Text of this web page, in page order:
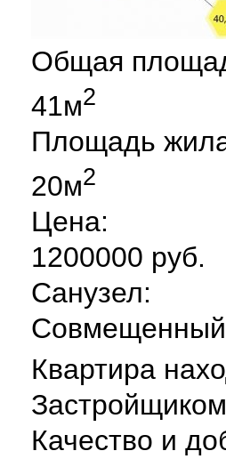
Общая
41м2
Площадь
20м2
Цена:
1200000 руб.
Санузел:
Совмещенный
Квартира
Качество и